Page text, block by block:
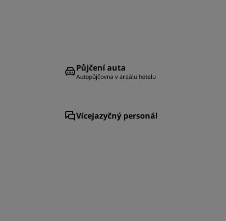
Půjčení auta
Autopůjčovna v areálu hotelu
Vícejazyčný personál